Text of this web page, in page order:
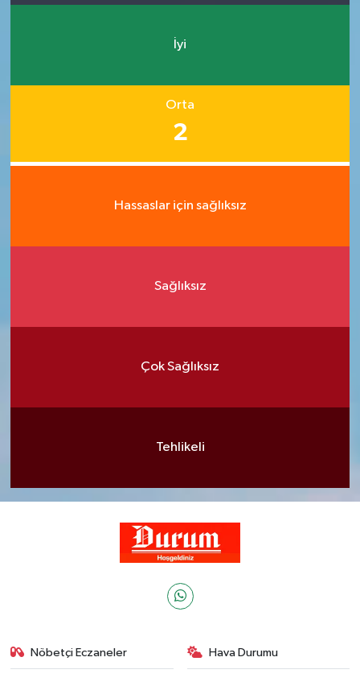
İyi
Orta
2
Hassaslar için sağlıksız
Sağlıksız
Çok Sağlıksız
Tehlikeli
Nöbetçi Eczaneler Hava Durumu